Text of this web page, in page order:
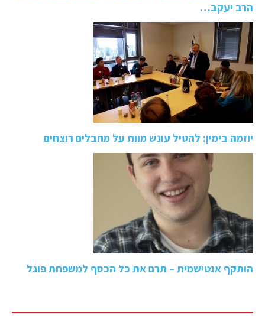
הרב יעקב…
יוזמה בימין: להטיל עונש מוות על מחבלים רוצחים
הותקף אנטישמית – תרם את כל הכסף למשפחת פוגל